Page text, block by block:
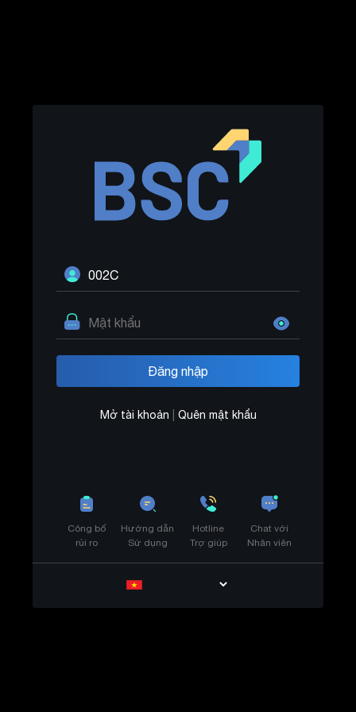
Mở tài khoản Quên mật khẩu
Công bố
rủi ro
Hướng dẫn
Sử dụng
Hotline
Trợ giúp
Chat với
Nhân viên